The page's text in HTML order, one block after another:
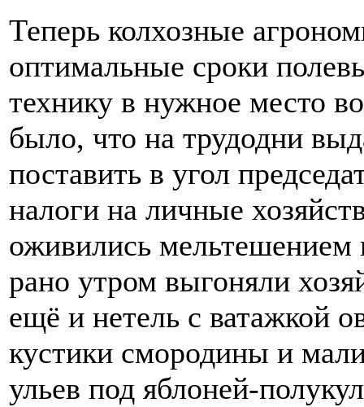
Теперь колхозные
оптимальные сроки
технику в нужное место
было, что на трудодни
поставить в угол
налоги на личные
оживились
рано утром выгоняли
ещё и нетель с ватажкой
кустики смородины и
ульев под яблоней-